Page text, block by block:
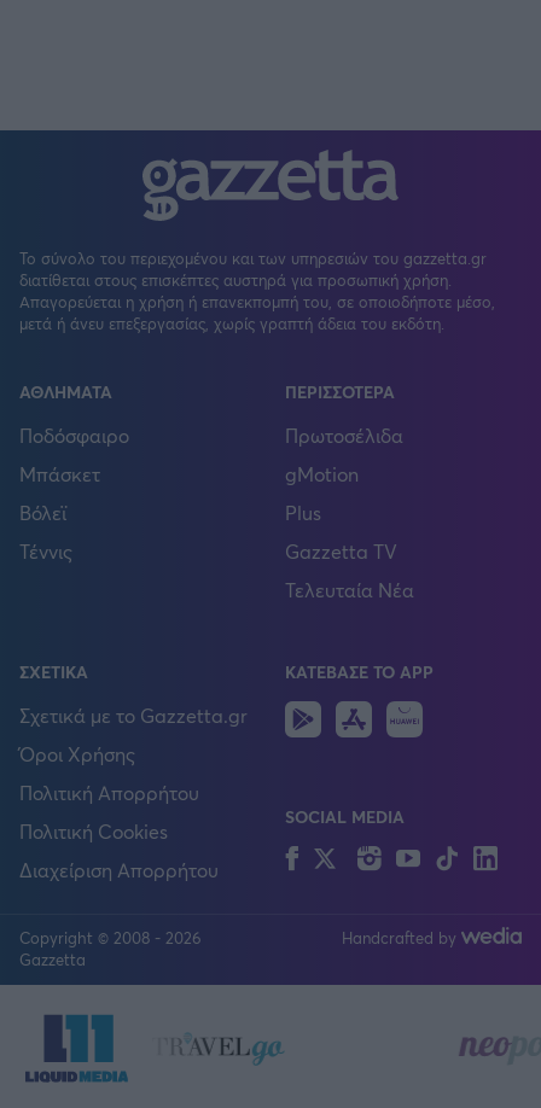
Το σύνολο του περιεχομένου και των υπηρεσιών του gazzetta.gr
διατίθεται στους επισκέπτες αυστηρά για προσωπική χρήση.
Απαγορεύεται η χρήση ή επανεκπομπή του, σε οποιοδήποτε μέσο,
μετά ή άνευ επεξεργασίας, χωρίς γραπτή άδεια του εκδότη.
ΑΘΛΗΜΑΤΑ
Ποδόσφαιρο
Μπάσκετ
Βόλεϊ
Τέννις
ΠΕΡΙΣΣΟΤΕΡΑ
Πρωτοσέλιδα
gMotion
Plus
Gazzetta TV
Τελευταία Νέα
ΣΧΕΤΙΚΑ
Σχετικά με το Gazzetta.gr
Όροι Χρήσης
Πολιτική Απορρήτου
Πολιτική Cookies
Διαχείριση Απορρήτου
ΚΑΤΕΒΑΣΕ ΤΟ APP
Android
IOS
SOCIAL MEDIA
FacebookTwitterInstagram
YouTubeTikTok
Copyright © 2008 - 2026
Gazzetta
Handcrafted by